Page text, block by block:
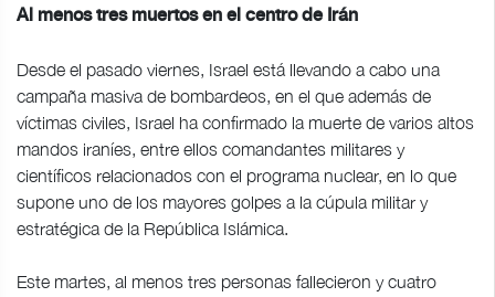
Al menos tres muertos en el centro de Irán
Desde el pasado viernes, Israel está llevando a cabo una
campaña masiva de bombardeos, en el que además de
víctimas civiles, Israel ha confirmado la muerte de varios altos
mandos iraníes, entre ellos comandantes militares y
científicos relacionados con el programa nuclear, en lo que
supone uno de los mayores golpes a la cúpula militar y
estratégica de la República Islámica.
Este martes, al menos tres personas fallecieron y cuatro